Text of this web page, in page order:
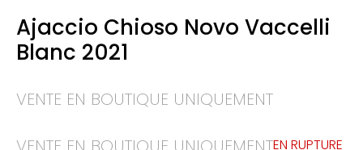
Ajaccio Chioso Novo Vaccelli
Blanc 2021
VENTE EN BOUTIQUE UNIQUEMENT
EN RUPTURE